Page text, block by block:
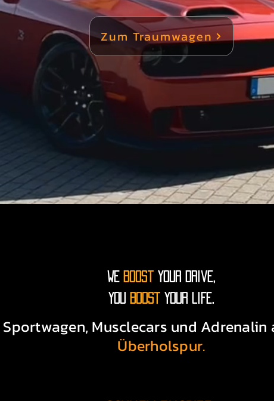
Dodge Challenger:
Preis
nach Dodge Challenger Gebrauchte, um maximale
Zum Traumwagen
WE Boost
your drive,
you
boost your life.
Sportwagen, Musclecars und Adrenalin
Überholspur.